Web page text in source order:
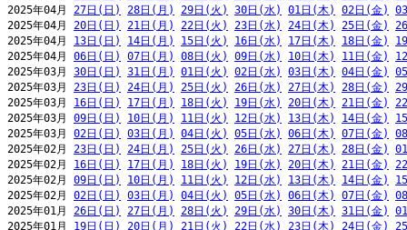
2025年04月 27日(日) 28日(月) 29日(火) 30日(水) 01日(木) 02日(金)
2025年04月 20日(日) 21日(月) 22日(火) 23日(水) 24日(木) 25日(金)
2025年04月 13日(日) 14日(月) 15日(火) 16日(水) 17日(木) 18日(金)
2025年04月 06日(日) 07日(月) 08日(火) 09日(水) 10日(木) 11日(金)
2025年03月 30日(日) 31日(月) 01日(火) 02日(水) 03日(木) 04日(金)
2025年03月 23日(日) 24日(月) 25日(火) 26日(水) 27日(木) 28日(金)
2025年03月 16日(日) 17日(月) 18日(火) 19日(水) 20日(木) 21日(金)
2025年03月 09日(日) 10日(月) 11日(火) 12日(水) 13日(木) 14日(金)
2025年03月 02日(日) 03日(月) 04日(火) 05日(水) 06日(木) 07日(金)
2025年02月 23日(日) 24日(月) 25日(火) 26日(水) 27日(木) 28日(金)
2025年02月 16日(日) 17日(月) 18日(火) 19日(水) 20日(木) 21日(金)
2025年02月 09日(日) 10日(月) 11日(火) 12日(水) 13日(木) 14日(金)
2025年02月 02日(日) 03日(月) 04日(火) 05日(水) 06日(木) 07日(金)
2025年01月 26日(日) 27日(月) 28日(火) 29日(水) 30日(木) 31日(金)
2025年01月 19日(日) 20日(月) 21日(火) 22日(水) 23日(木) 24日(金)